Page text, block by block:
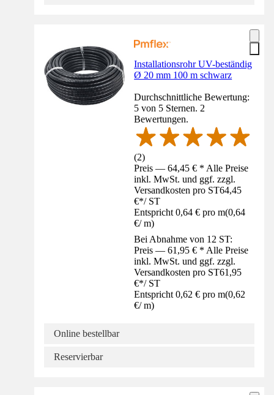
Installationsrohr UV-beständig
Ø 20 mm 100 m schwarz
Durchschnittliche Bewertung:
5 von 5 Sternen. 2
Bewertungen.
(2)
Preis — 64,45 € * Alle Preise
inkl. MwSt. und ggf. zzgl.
Versandkosten pro ST64,45
€*/ ST
Entspricht 0,64 € pro m(0,64
€/ m)
Bei Abnahme von 12 ST:
Preis — 61,95 € * Alle Preise
inkl. MwSt. und ggf. zzgl.
Versandkosten pro ST61,95
€*/ ST
Entspricht 0,62 € pro m(0,62
€/ m)
Online bestellbar
Reservierbar